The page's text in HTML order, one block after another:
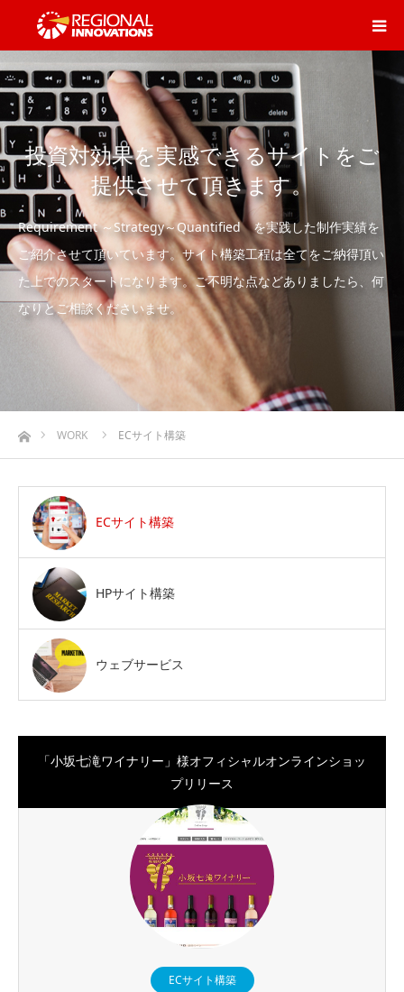
投資対効果を実感できるサイトをご
提供させて頂きます。
Requirement ～Strategy～Quantified を実践した制作実績を
ご紹介させて頂いています。サイト構築工程は全てをご納得頂い
た上でのスタートになります。ご不明な点などありましたら、何
なりとご相談くださいませ。
ホームWORK ECサイト構築
ECサイト構築
HPサイト構築
ウェブサービス
「小坂七滝ワイナリー」様オフィシャルオンラインショッ
プリリース
ECサイト構築